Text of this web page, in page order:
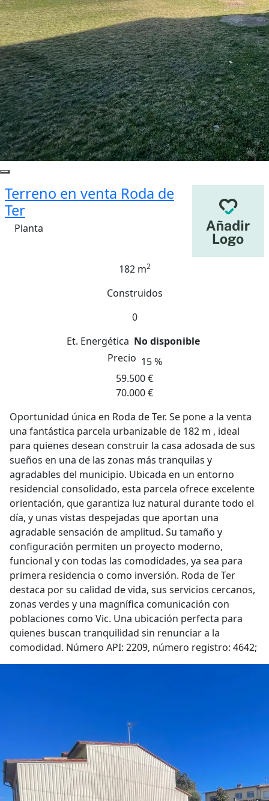
Terreno en venta Roda de
Ter
Planta
182 m2
Construidos
0
Et. Energética No disponible
Precio 15 %
59.500 €
70.000 €
Oportunidad única en Roda de Ter. Se pone a la venta
una fantástica parcela urbanizable de 182 m , ideal
para quienes desean construir la casa adosada de sus
sueños en una de las zonas más tranquilas y
agradables del municipio. Ubicada en un entorno
residencial consolidado, esta parcela ofrece excelente
orientación, que garantiza luz natural durante todo el
día, y unas vistas despejadas que aportan una
agradable sensación de amplitud. Su tamaño y
configuración permiten un proyecto moderno,
funcional y con todas las comodidades, ya sea para
primera residencia o como inversión. Roda de Ter
destaca por su calidad de vida, sus servicios cercanos,
zonas verdes y una magnífica comunicación con
poblaciones como Vic. Una ubicación perfecta para
quienes buscan tranquilidad sin renunciar a la
comodidad. Número API: 2209, número registro: 4642;